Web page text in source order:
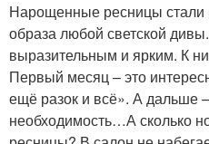
Нарощенные ресницы стали
образа любой светской
выразительным и ярким. К
Первый месяц – это
ещё разок и всё». А дальше
необходимость…А сколько